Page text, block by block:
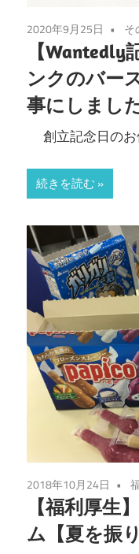
2020年9月25日 そ
【Wantedly
ンクのバー
事にしまし
創立記念日のお
続きを読む
2018年10月24日
【福利厚生
ム【夏を振